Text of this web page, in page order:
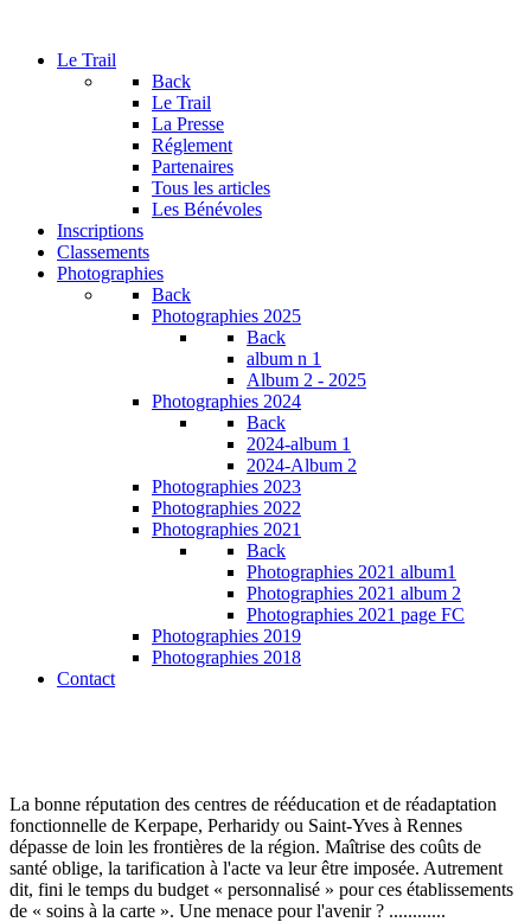
Le Trail
Back
Le Trail
La Presse
Réglement
Partenaires
Tous les articles
Les Bénévoles
Inscriptions
Classements
Photographies
Back
Photographies 2025
Back
album n 1
Album 2 - 2025
Photographies 2024
Back
2024-album 1
2024-Album 2
Photographies 2023
Photographies 2022
Photographies 2021
Back
Photographies 2021 album1
Photographies 2021 album 2
Photographies 2021 page FC
Photographies 2019
Photographies 2018
Contact
La bonne réputation des centres de rééducation et de réadaptation
fonctionnelle de Kerpape, Perharidy ou Saint-Yves à Rennes
dépasse de loin les frontières de la région. Maîtrise des coûts de
santé oblige, la tarification à l'acte va leur être imposée. Autrement
dit, fini le temps du budget « personnalisé » pour ces établissements
de « soins à la carte ». Une menace pour l'avenir ? ............